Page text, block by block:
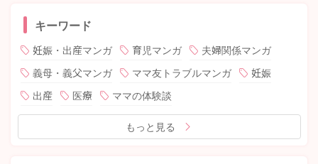
キーワード
妊娠・出産マンガ 育児マンガ
夫婦関係マンガ
義母・義父マンガ
ママ友トラブルマンガ
妊娠
出産
医療 ママの体験談
もっと見る